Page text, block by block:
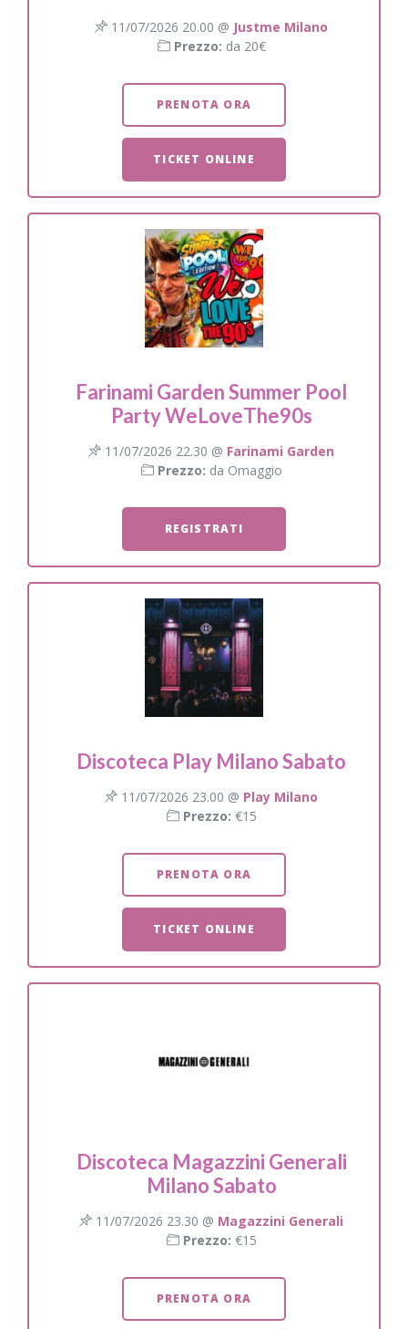
11/07/2026 20.00 @ Justme Milano
Prezzo: da 20€
PRENOTA ORA
TICKET ONLINE
Farinami Garden Summer Pool
Party WeLoveThe90s
11/07/2026 22.30 @ Farinami Garden
Prezzo: da Omaggio
REGISTRATI
Discoteca Play Milano Sabato
11/07/2026 23.00 @ Play Milano
Prezzo: €15
PRENOTA ORA
TICKET ONLINE
Discoteca Magazzini Generali
Milano Sabato
11/07/2026 23.30 @ Magazzini Generali
Prezzo: €15
PRENOTA ORA